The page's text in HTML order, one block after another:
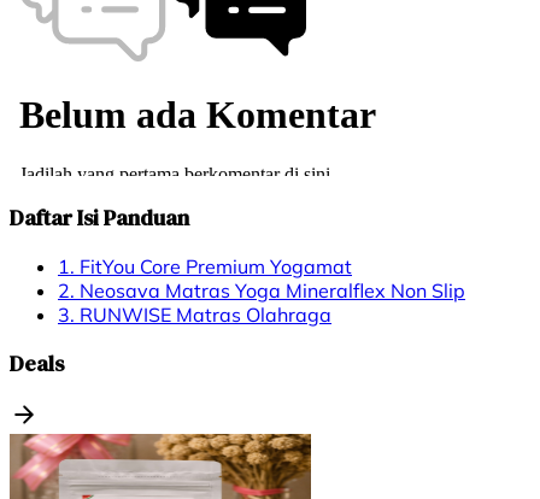
Daftar Isi Panduan
1. FitYou Core Premium Yogamat
2. Neosava Matras Yoga Mineralflex Non Slip
3. RUNWISE Matras Olahraga
Deals